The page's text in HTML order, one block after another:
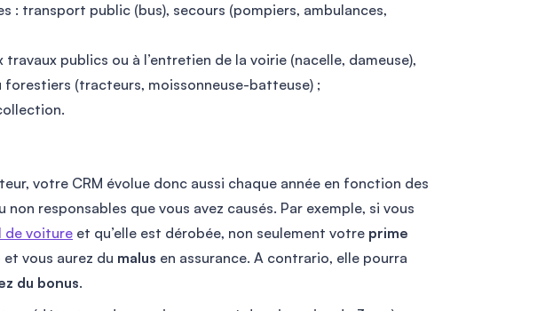
: transport public (bus), secours (pompiers, ambulances,
travaux publics ou à l’entretien de la voirie (nacelle, dameuse),
forestiers (tracteurs, moissonneuse-batteuse) ;
votre CRM évolue donc aussi chaque année en fonction des
responsables que vous avez causés. Par exemple, si vous
de voiture et qu’elle est dérobée, non seulement votre prime
et vous aurez du malus en assurance. A contrario, elle pourra
du bonus.